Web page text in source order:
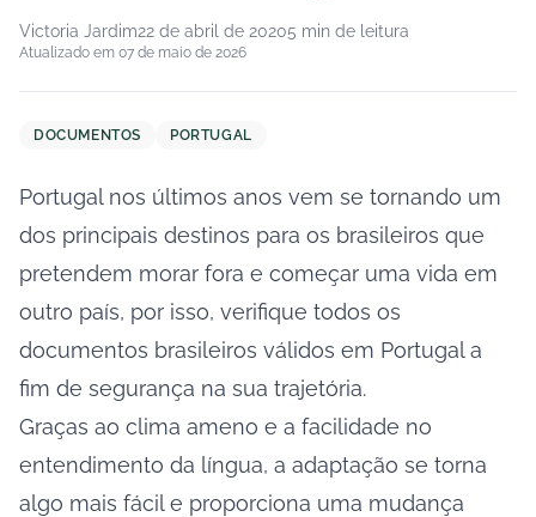
Victoria Jardim22 de abril de 20205 min de leitura
Atualizado em 07 de maio de 2026
DOCUMENTOS PORTUGAL
Portugal nos últimos anos vem se tornando um
dos principais destinos para os brasileiros que
pretendem morar fora e começar uma vida em
outro país, por isso, verifique todos os
documentos brasileiros válidos em Portugal a
fim de segurança na sua trajetória.
Graças ao clima ameno e a facilidade no
entendimento da língua, a adaptação se torna
algo mais fácil e proporciona uma mudança